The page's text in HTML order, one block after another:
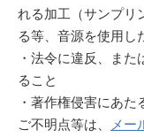
れる加工（サンプリ
る等、音源を使用し
・法令に違反、ま
ること
・著作権侵害にあた
ご不明点等は、
メー